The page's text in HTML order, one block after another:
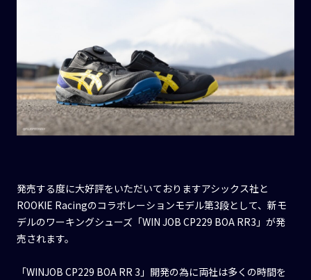
発売する度に大好評をいただいておりますアシックス社と
ROOKIE Racingのコラボレーションモデル第3段として、新モ
デルのワーキングシューズ「WIN JOB CP229 BOA RR3」が発
売されます。
「WINJOB CP229 BOA RR 3」開発の為に両社は多くの時間を